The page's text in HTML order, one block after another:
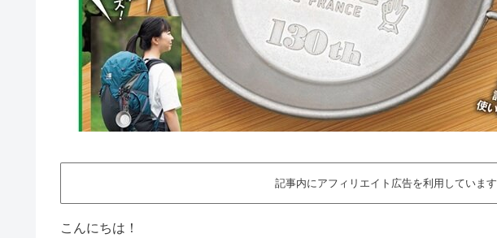
記事内にアフィリエイト広告を利用しています
こんにちは！